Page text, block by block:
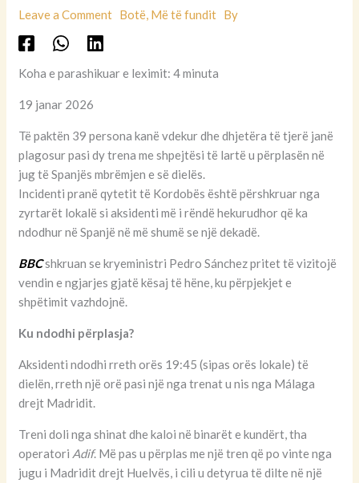
Leave a Comment Botë, Më të fundit By
Koha e parashikuar e leximit: 4 minuta
19 janar 2026
Të paktën 39 persona kanë vdekur dhe dhjetëra të tjerë janë
plagosur pasi dy trena me shpejtësi të lartë u përplasën në
jug të Spanjës mbrëmjen e së dielës.
Incidenti pranë qytetit të Kordobës është përshkruar nga
zyrtarët lokalë si aksidenti më i rëndë hekurudhor që ka
ndodhur në Spanjë në më shumë se një dekadë.
BBCshkruan se kryeministri Pedro Sánchez pritet të vizitojë
vendin e ngjarjes gjatë kësaj të hëne, ku përpjekjet e
shpëtimit vazhdojnë.
Ku ndodhi përplasja?
Aksidenti ndodhi rreth orës 19:45 (sipas orës lokale) të
dielën, rreth një orë pasi një nga trenat u nis nga Málaga
drejt Madridit.
Treni doli nga shinat dhe kaloi në binarët e kundërt, tha
operatori Adif. Më pas u përplas me një tren që po vinte nga
jugu i Madridit drejt Huelvës, i cili u detyrua të dilte në një